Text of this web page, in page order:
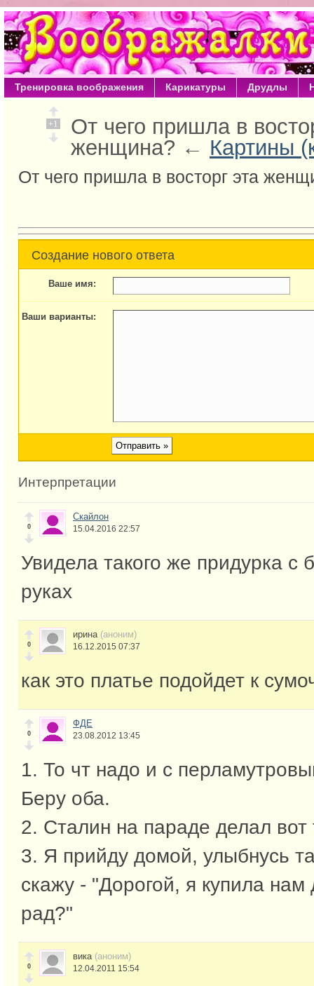
Тренировка воображения Карикатуры Друдлы
+1
От чего пришла в
женщина? ← Картины
От чего пришла в восторг эта
Создание нового ответа
Ваше имя:
Ваши варианты:
Интерпретации
0
Скайлон
15.04.2016 22:57
Увидела такого же придурка с
руках
0
ирина (аноним)
16.12.2015 07:37
как это платье подойдет к
0
ФДЕ
23.08.2012 13:45
1. То чт надо и с
Беру оба.
2. Сталин на параде делал вот
3. Я прийду домой, улыбнусь
скажу - "Дорогой, я купила нам
рад?"
0
вика (аноним)
12.04.2011 15:54